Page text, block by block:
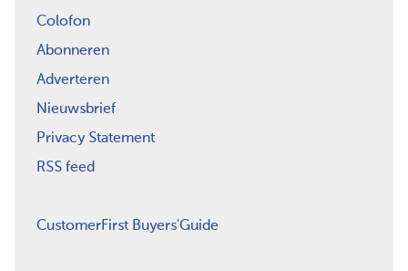
Colofon
Abonneren
Adverteren
Nieuwsbrief
Privacy Statement
RSS feed
CustomerFirst Buyers'Guide